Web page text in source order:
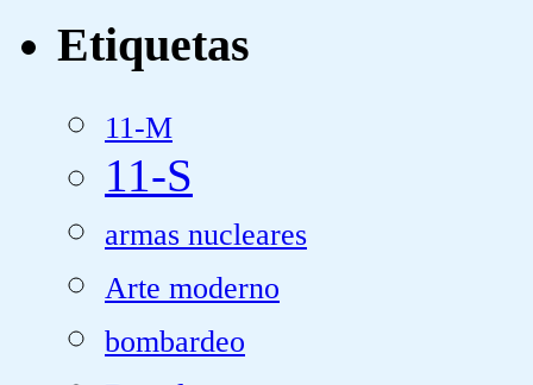
Etiquetas
11-M
11-S
armas nucleares
Arte moderno
bombardeo